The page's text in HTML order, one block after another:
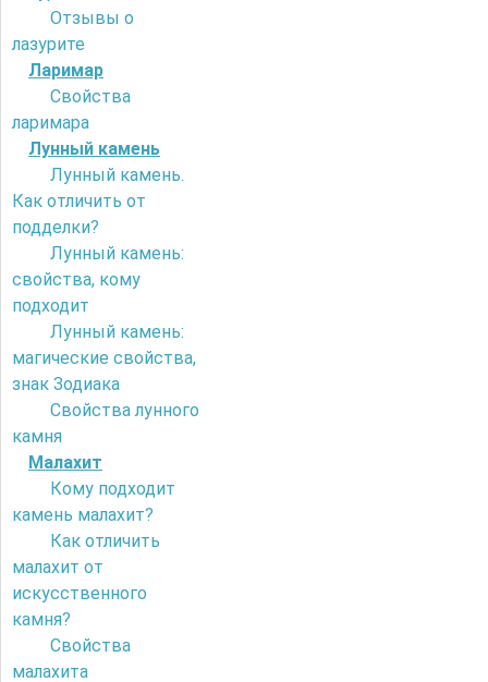
Отзывы о
лазурите
Ларимар
Свойства
ларимара
Лунный камень
Лунный камень.
Как отличить от
подделки?
Лунный камень:
свойства, кому
подходит
Лунный камень:
магические свойства,
знак Зодиака
Свойства лунного
камня
Малахит
Кому подходит
камень малахит?
Как отличить
малахит от
искусственного
камня?
Свойства
малахита